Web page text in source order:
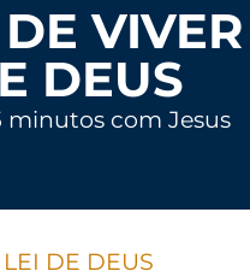
VIVER
DEUS
minutos com Jesus
DE DEUS